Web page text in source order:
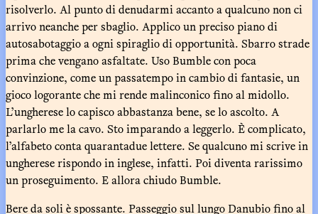
risolverlo. Al punto di denudarmi accanto a qualcuno non ci
arrivo neanche per sbaglio. Applico un preciso piano di
autosabotaggio a ogni spiraglio di opportunità. Sbarro strade
prima che vengano asfaltate. Uso Bumble con poca
convinzione, come un passatempo in cambio di fantasie, un
gioco logorante che mi rende malinconico fino al midollo.
L’ungherese lo capisco abbastanza bene, se lo ascolto. A
parlarlo me la cavo. Sto imparando a leggerlo. È complicato,
l’alfabeto conta quarantadue lettere. Se qualcuno mi scrive in
ungherese rispondo in inglese, infatti. Poi diventa rarissimo
un proseguimento. E allora chiudo Bumble.
Bere da soli è spossante. Passeggio sul lungo Danubio fino al